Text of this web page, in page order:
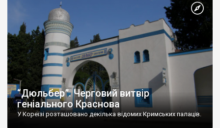
“Дюльбер”. Черговий витвір
геніального Краснова
У Кореїзі розташовано декілька відомих Кримських палаців.